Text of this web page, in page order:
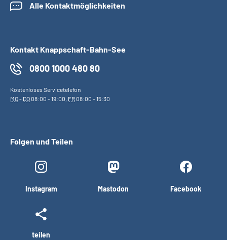
Alle Kontaktmöglichkeiten
Kontakt Knappschaft-Bahn-See
0800 1000 480 80
Kostenloses Servicetelefon
MO- DO08:00 - 19:00, FR08:00 - 15:30
Folgen und Teilen
Instagram Mastodon Facebook
teilen